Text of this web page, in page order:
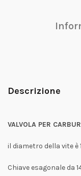
Descrizione
VALVOLA PER
il diametro della vite è
Chiave esagonale da